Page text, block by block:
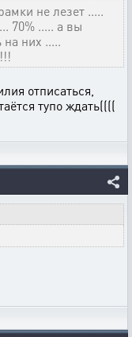
не лезет .....
70% ..... а вы
на них .....
отписаться,
тупо ждать((((